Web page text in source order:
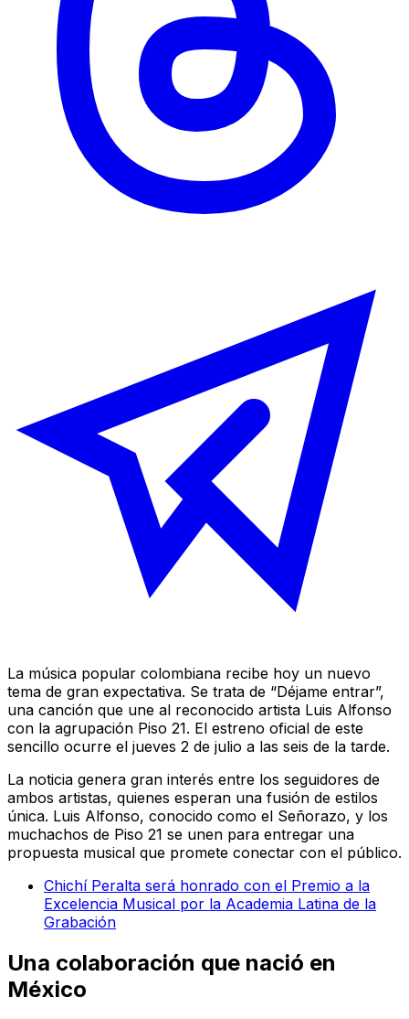
La música popular colombiana recibe hoy un nuevo
tema de gran expectativa. Se trata de “Déjame entrar”,
una canción que une al reconocido artista Luis Alfonso
con la agrupación Piso 21. El estreno oficial de este
sencillo ocurre el jueves 2 de julio a las seis de la tarde.
La noticia genera gran interés entre los seguidores de
ambos artistas, quienes esperan una fusión de estilos
única. Luis Alfonso, conocido como el Señorazo, y los
muchachos de Piso 21 se unen para entregar una
propuesta musical que promete conectar con el público.
Chichí Peralta será honrado con el Premio a la
Excelencia Musical por la Academia Latina de la
Grabación
Una colaboración que nació en
México